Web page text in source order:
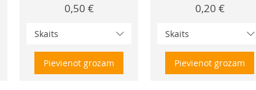
Cena
0,50 €
Skaits
Pievienot grozam
Cena
0,20 €
Skaits
Pievienot grozam